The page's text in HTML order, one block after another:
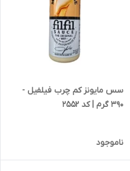
سس مایونز کم چرب فیلفیل -
390 گرم | کد 2552
ناموجود